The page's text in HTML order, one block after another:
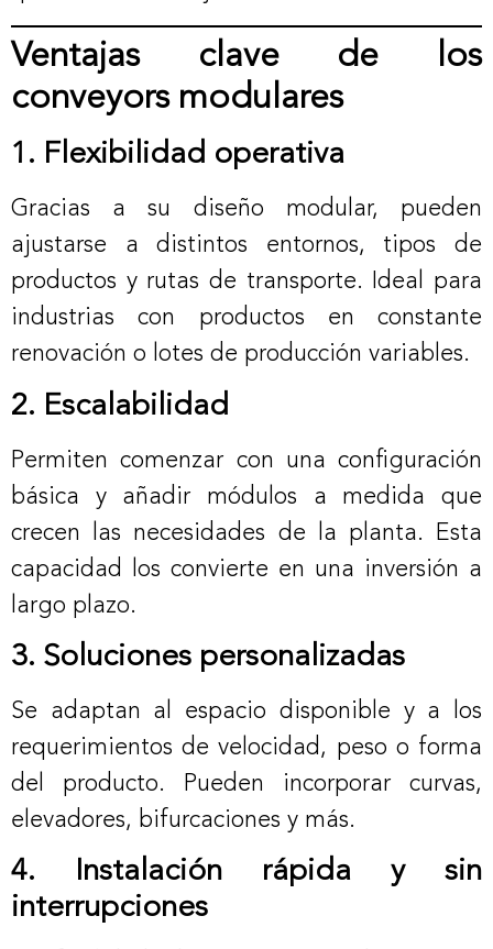
Ventajas clave de los
conveyors modulares
1. Flexibilidad operativa
Gracias a su diseño modular, pueden
ajustarse a distintos entornos, tipos de
productos y rutas de transporte. Ideal para
industrias con productos en constante
renovación o lotes de producción variables.
2. Escalabilidad
Permiten comenzar con una configuración
básica y añadir módulos a medida que
crecen las necesidades de la planta. Esta
capacidad los convierte en una inversión a
largo plazo.
3. Soluciones personalizadas
Se adaptan al espacio disponible y a los
requerimientos de velocidad, peso o forma
del producto. Pueden incorporar curvas,
elevadores, bifurcaciones y más.
4. Instalación rápida y sin
interrupciones